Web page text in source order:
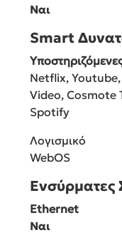
Ναι
Smart
Netflix, Youtube,
Video, Cosmote
Spotify
Λογισμικό
WebOS
Ενσύρματες
Ethernet
Ναι